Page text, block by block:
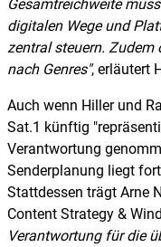
Gesamtreichweite
digitalen Wege und
zentral steuern. Zudem
nach Genres , erläutert
Auch wenn Hiller und
Sat.1 künftig
Verantwortung
Senderplanung liegt
Stattdessen trägt Arne
Content Strategy &
Verantwortung für die